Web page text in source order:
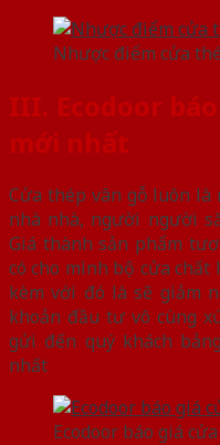
Nhược điểm cửa
III. Ecodoor
mới nhất
Cửa thép vân gỗ luôn
nhà nhà, người người
Giá thành sản phẩm
có cho mình bộ cửa
kèm với đó là sẽ giảm
khoản đầu tư vô cùng
gửi đến quý khách
nhất
Ecodoor báo giá